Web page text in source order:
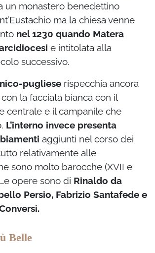
un monastero benedettino
ma la chiesa venne
nel 1230 quando Matera
e intitolata alla
successivo.
pugliese rispecchia ancora
la facciata bianca con il
centrale e il campanile che
L’interno invece presenta
aggiunti nel corso dei
relativamente alle
sono molto barocche (XVII e
opere sono di Rinaldo da
Persio, Fabrizio Santafede e
Belle